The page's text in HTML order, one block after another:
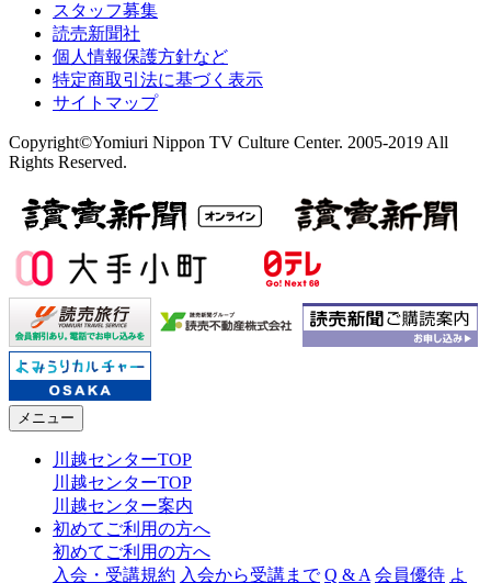
スタッフ募集
読売新聞社
個人情報保護方針など
特定商取引法に基づく表示
サイトマップ
Copyright©Yomiuri Nippon TV Culture Center. 2005-2019 All
Rights Reserved.
メニュー
川越センターTOP
川越センターTOP
川越センター案内
初めてご利用の方へ
初めてご利用の方へ
入会・受講規約 入会から受講まで Q & A 会員優待 よ